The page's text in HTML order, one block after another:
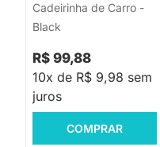
Cadeirinha de Carro -
Black
R$ 99,88
10x de R$ 9,98 sem
juros
COMPRAR